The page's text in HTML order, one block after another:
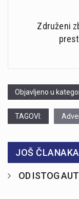
Združeni
Objavljeno u
TAGOVI:
JOŠ ČLANAKA
OD ISTOG